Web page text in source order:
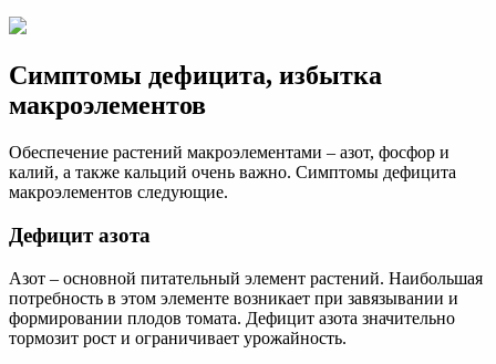
Симптомы дефицита, избытка
макроэлементов
Обеспечение растений макроэлементами – азот, фосфор и
калий, а также кальций очень важно. Симптомы дефицита
макроэлементов следующие.
Дефицит азота
Азот – основной питательный элемент растений. Наибольшая
потребность в этом элементе возникает при завязывании и
формировании плодов томата. Дефицит азота значительно
тормозит рост и ограничивает урожайность.